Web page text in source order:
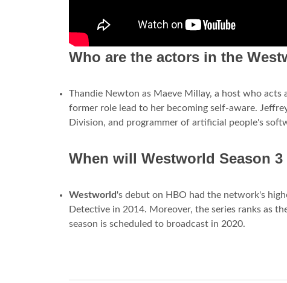
Who are the actors in the
Thandie Newton as Maeve Millay, a host who
former role lead to her becoming self-aware.
Division, and programmer of artificial people's
When will Westworld Season
Westworld's debut on HBO had the network's
Detective in 2014. Moreover, the series ranks as
season is scheduled to broadcast in 2020.